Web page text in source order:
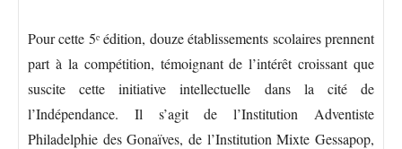
Pour cette 5ᵉ édition, douze établissements scolaires prennent
part à la compétition, témoignant de l’intérêt croissant que
suscite cette initiative intellectuelle dans la cité de
l’Indépendance. Il s’agit de l’Institution Adventiste
Philadelphie des Gonaïves, de l’Institution Mixte Gessapop,